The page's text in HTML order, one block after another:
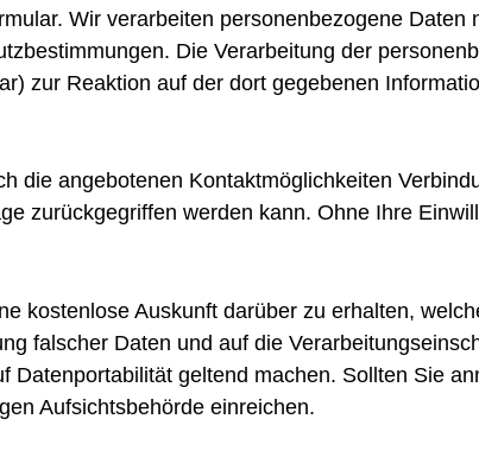
Wir verarbeiten personenbezogene
Die Verarbeitung der
zur Reaktion auf der dort gegebenen
die angebotenen Kontaktmöglichkeiten
zurückgegriffen werden kann. Ohne Ihre
kostenlose Auskunft darüber zu erhalten,
falscher Daten und auf die
Datenportabilität geltend machen. Sollten Sie
Aufsichtsbehörde einreichen.